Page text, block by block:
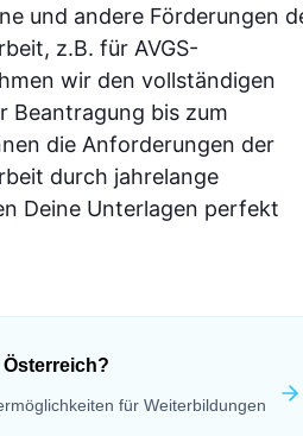
und andere Förderungen
z.B. für AVGS-
wir den vollständigen
Beantragung bis zum
die Anforderungen der
durch jahrelange
Deine Unterlagen perfekt
für Weiterbildungen